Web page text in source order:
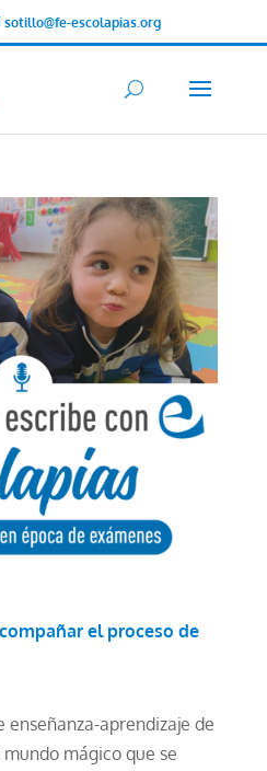
sotillo@fe-escolapias.org
el proceso de
enseñanza-aprendizaje de
mágico que se